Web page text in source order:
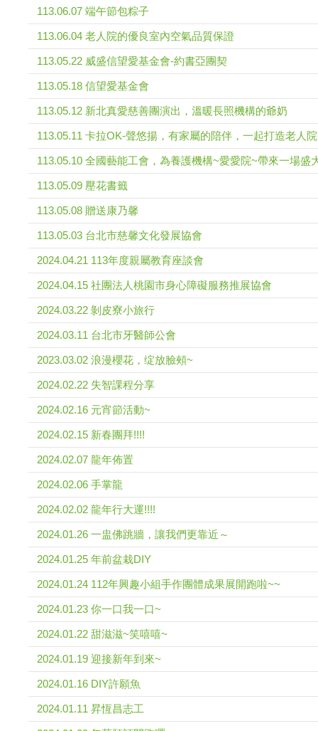
113.06.07 端午節包粽子
113.06.04 老人院的優良室內空氣品質保證
113.05.22 威盛信望愛基金會-約書亞團契
113.05.18 信望愛基金會
113.05.12 新北真愛慈善團演出，溫暖長照機構的爺奶
113.05.11 卡拉OK-聲悠揚，有家屬的陪伴，一起打造老人
113.05.10 全國藝能工會，為養護機構~愛愛院~帶來一場盛
113.05.09 壓花書籤
113.05.08 贈送康乃馨
113.05.03 台北市慈馨文化發展協會
2024.04.21 113年度親屬教育座談會
2024.04.15 社團法人桃園市身心障礙服務推展協會
2024.03.22 剝皮寮小旅行
2024.03.11 台北市牙醫師公會
2023.03.02 浪漫櫻花，绽放臉頰~
2024.02.22 失智課程分享
2024.02.16 元宵節活動~
2024.02.15 新春團拜!!!!
2024.02.07 龍年佈置
2024.02.06 手掌龍
2024.02.02 龍年行大運!!!!
2024.01.26 一盅佛跳牆，讓我們更靠近～
2024.01.25 年前盆栽DIY
2024.01.24 112年興趣小組手作團體成果展開跑啦~~
2024.01.23 你一口我一口~
2024.01.22 甜滋滋~笑嘻嘻~
2024.01.19 迎接新年到來~
2024.01.16 DIY許願魚
2024.01.11 昇恆昌志工